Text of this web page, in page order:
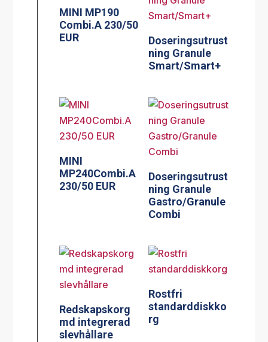
MINI MP190
Combi.A 230/50
EUR
Doseringsutrust
ning Granule
Smart/Smart+
MINI
MP240Combi.A
230/50 EUR
Doseringsutrust
ning Granule
Gastro/Granule
Combi
Redskapskorg
md integrerad
slevhållare
Rostfri
standarddiskko
rg